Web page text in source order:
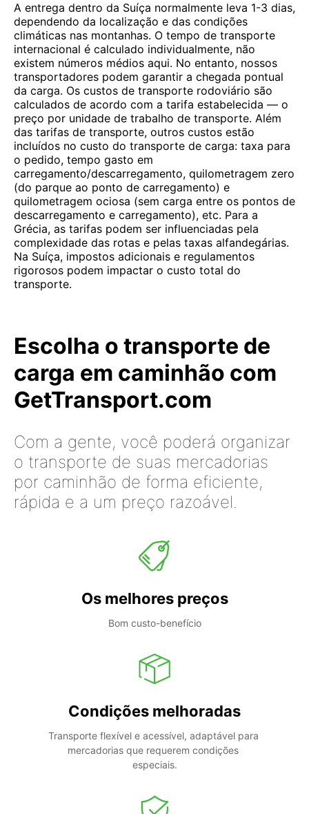
A entrega dentro da Suíça normalmente leva 1-3 dias,
dependendo da localização e das condições
climáticas nas montanhas. O tempo de transporte
internacional é calculado individualmente, não
existem números médios aqui. No entanto, nossos
transportadores podem garantir a chegada pontual
da carga. Os custos de transporte rodoviário são
calculados de acordo com a tarifa estabelecida — o
preço por unidade de trabalho de transporte. Além
das tarifas de transporte, outros custos estão
incluídos no custo do transporte de carga: taxa para
o pedido, tempo gasto em
carregamento/descarregamento, quilometragem zero
(do parque ao ponto de carregamento) e
quilometragem ociosa (sem carga entre os pontos de
descarregamento e carregamento), etc. Para a
Grécia, as tarifas podem ser influenciadas pela
complexidade das rotas e pelas taxas alfandegárias.
Na Suíça, impostos adicionais e regulamentos
rigorosos podem impactar o custo total do
transporte.
Escolha o transporte de
carga em caminhão com
GetTransport.com
Com a gente, você poderá organizar
o transporte de suas mercadorias
por caminhão de forma eficiente,
rápida e a um preço razoável.
Os melhores preços
Bom custo-benefício
Condições melhoradas
Transporte flexível e acessível, adaptável para
mercadorias que requerem condições
especiais.